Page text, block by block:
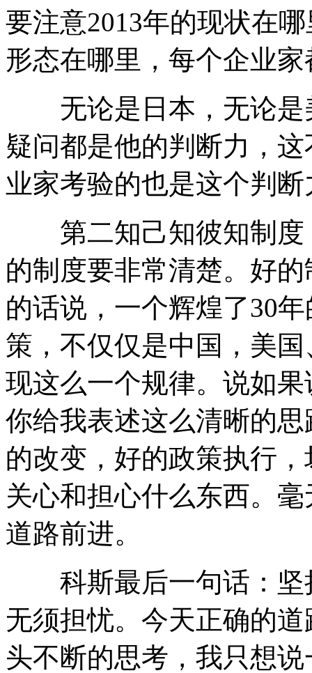
要注意2013年的现状在
形态在哪里，每个企业
无论是日本，无论是
疑问都是他的判断力，
业家考验的也是这个判断
第二知己知彼知制度
的制度要非常清楚。好
的话说，一个辉煌了30
策，不仅仅是中国，美
现这么一个规律。说如
你给我表述这么清晰的
的改变，好的政策执行
关心和担心什么东西。
道路前进。
科斯最后一句话：坚
无须担忧。今天正确的
头不断的思考，我只想